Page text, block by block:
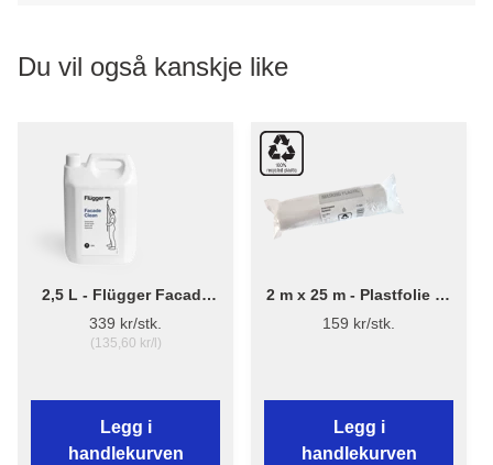
Du vil også kanskje like
2,5 L - Flügger Facade
Clean - Fasaderens
339 kr/stk.
(135,60 kr/l)
Legg i
handlekurven
2 m x 25 m - Plastfolie 13
µ Resirkulert plast
159 kr/stk.
Legg i
handlekurven